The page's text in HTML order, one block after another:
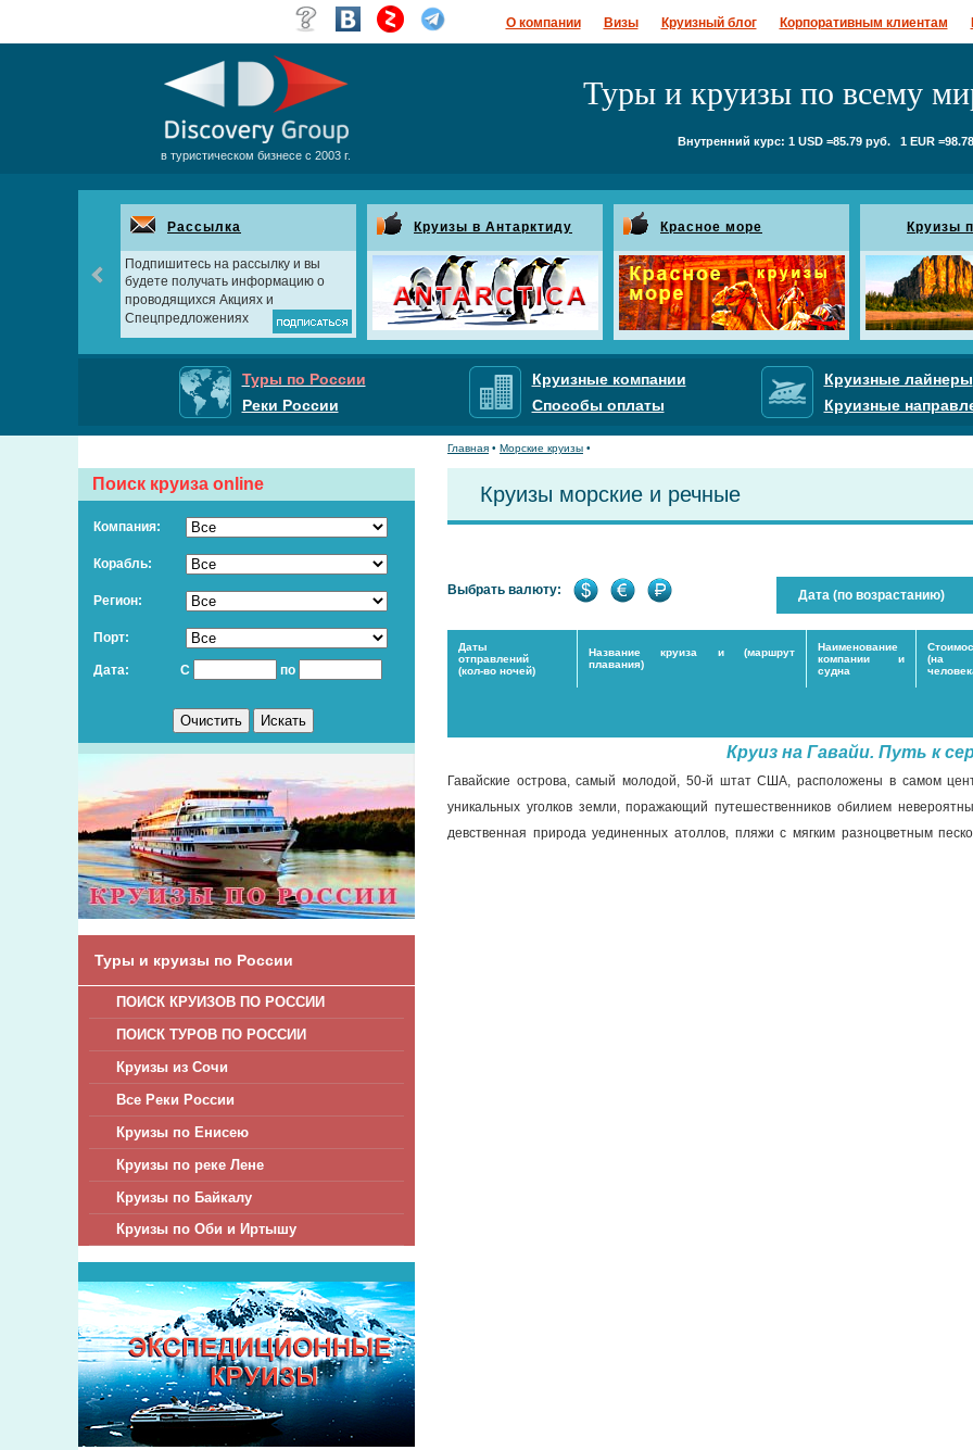
О компании Визы Круизный блог Корпоративным клиентам
в туристическом бизнесе с 2003 г.
Туры и круизы по всему
Внутренний курс: 1 USD =85.79 руб. 1 EUR
Рассылка
Подпишитесь на рассылку и вы
будете получать информацию о
проводящихся Акциях и
Спецпредложениях
Круизы в Антарктиду Красное море Круизы
Туры по России
Реки России
Круизные компании
Способы оплаты
Круизные лайнеры
Круизные
Поиск круиза online
Компания:
Корабль:
Регион:
Порт:
Дата: С по
Туры и круизы по России
ПОИСК КРУИЗОВ ПО РОССИИ
ПОИСК ТУРОВ ПО РОССИИ
Круизы из Сочи
Все Реки России
Круизы по Енисею
Круизы по реке Лене
Круизы по Байкалу
Круизы по Оби и Иртышу
Главная • Морские круизы •
Круизы морские и речные
Выбрать валюту: Дата (по возрастанию)
Даты
отправлений
(кол-во ночей)
Название круиза и (маршрут
плавания)
Наименование
компании и
судна
Круиз на Гавайи. Путь к
Гавайские острова, самый молодой, 50-й штат США, расположены в самом
уникальных уголков земли, поражающий путешественников обилием
девственная природа уединенных атоллов, пляжи с мягким разноцветным